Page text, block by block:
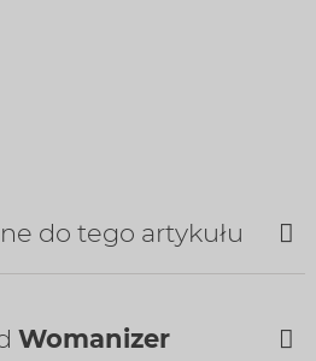
do tego artykułu
Womanizer